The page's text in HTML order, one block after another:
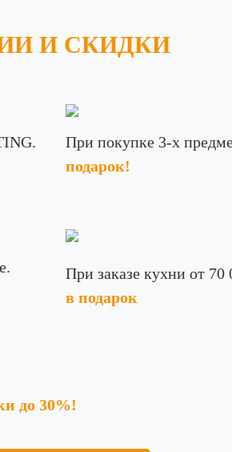
И СКИДКИ
При покупке 3-х
подарок!
При заказе кухни от
в подарок
до 30%!